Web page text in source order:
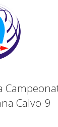
Calvo-9